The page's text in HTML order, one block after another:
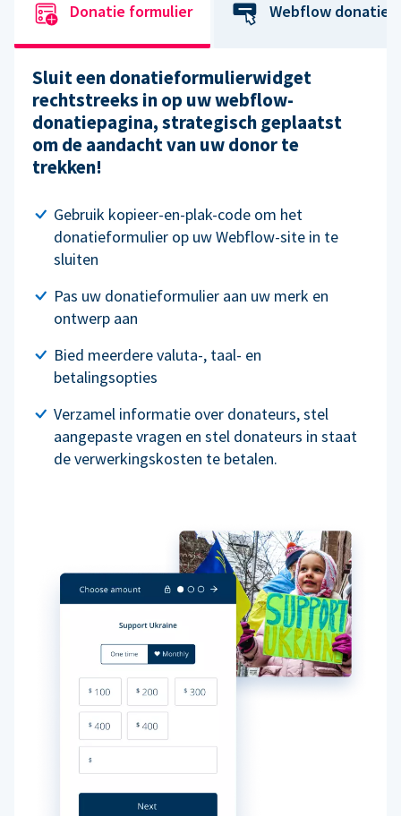
Donatie formulier Webflow
Sluit een donatieformulierwidget
rechtstreeks in op uw webflow-
donatiepagina, strategisch geplaatst
om de aandacht van uw donor te
trekken!
Gebruik kopieer-en-plak-code om het
donatieformulier op uw Webflow-site in te
sluiten
Pas uw donatieformulier aan uw merk en
ontwerp aan
Bied meerdere valuta-, taal- en
betalingsopties
Verzamel informatie over donateurs, stel
aangepaste vragen en stel donateurs in staat
de verwerkingskosten te betalen.